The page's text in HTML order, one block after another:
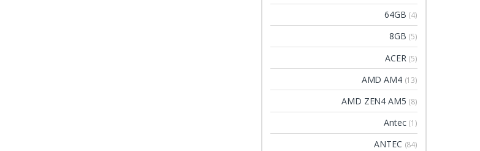
64GB (4)
8GB (5)
ACER (5)
AMD AM4 (13)
AMD ZEN4 AM5 (8)
Antec (1)
ANTEC (84)